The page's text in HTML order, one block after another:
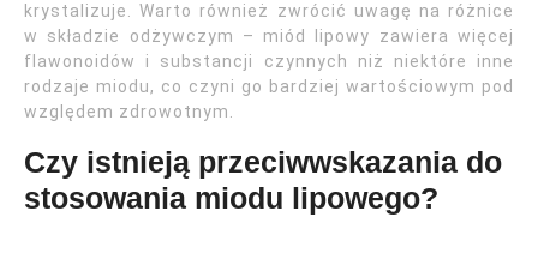
krystalizuje. Warto również zwrócić uwagę na różnice
w składzie odżywczym – miód lipowy zawiera więcej
flawonoidów i substancji czynnych niż niektóre inne
rodzaje miodu, co czyni go bardziej wartościowym pod
względem zdrowotnym.
Czy istnieją przeciwwskazania do
stosowania miodu lipowego?